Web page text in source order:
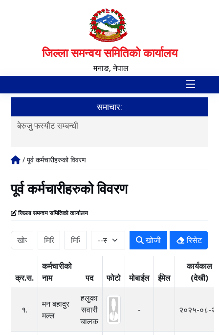
जिल्ला समन्वय समितिको कार्यालय
मनाङ, नेपाल
समाचार:
बेरुजु फस्यौट सम्बन्धी
/ पूर्व कर्मचारीहरुको विवरण
पूर्व कर्मचारीहरुको विवरण
जिल्ला समन्वय समितिको कार्यालय
खोजी रिसेट
क्र.स.
कर्मचारीको
नाम
पद फोटो मोबाईल ईमेल
कार्यकाल
(देखी)
१.
मन बहादुर
मल्ल
हलुका
सवारी
चालक
- २०२५-०८-